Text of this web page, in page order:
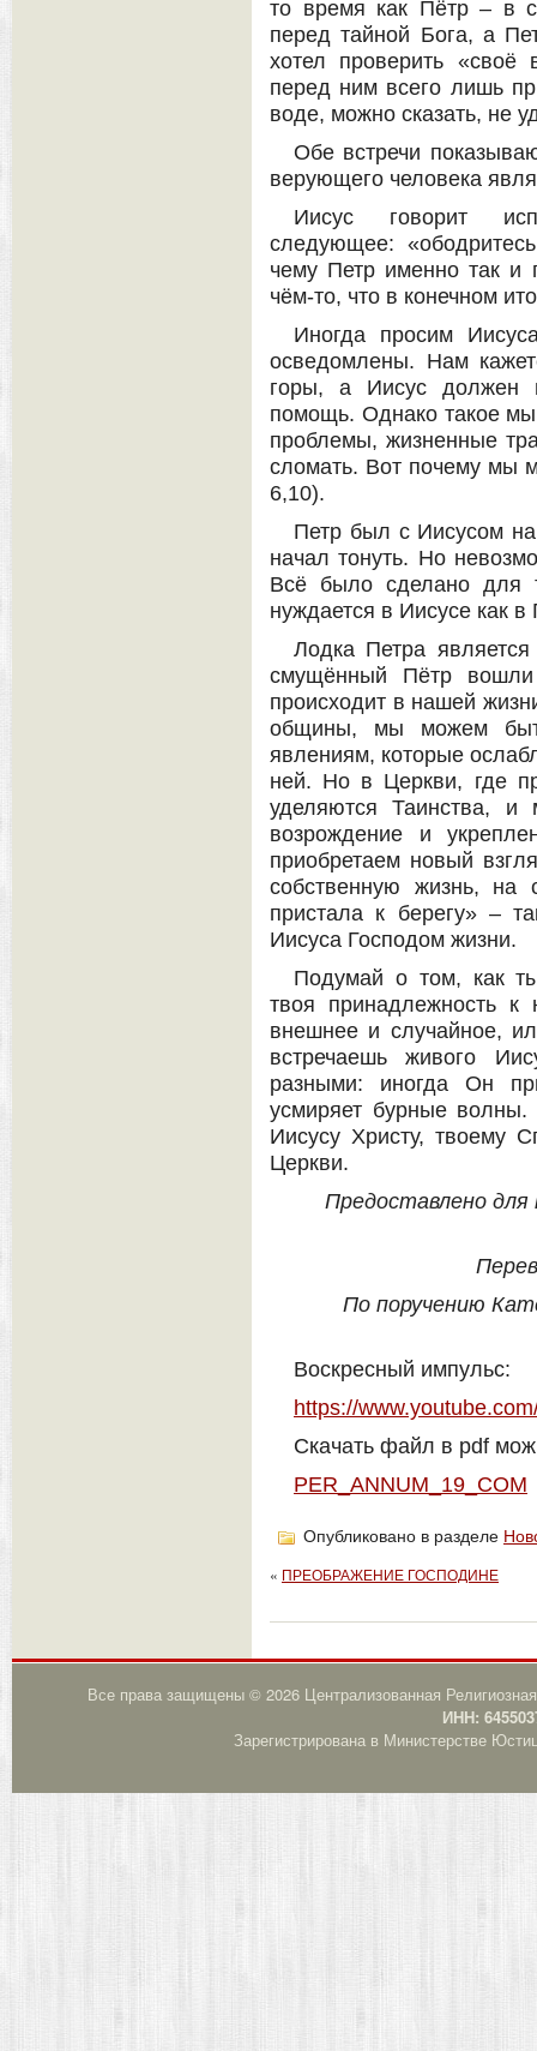
то время как Пётр – в
перед тайной Бога, а
хотел проверить «своё
перед ним всего лишь
воде, можно сказать, не
Обе встречи
верующего человека
Иисус говорит
следующее:
чему Петр именно так и
чём-то, что в конечном
Иногда просим
осведомлены. Нам
горы, а Иисус должен
помощь. Однако такое
проблемы, жизненные
сломать. Вот почему мы
6,10).
Петр был с Иисусом на
начал тонуть. Но
Всё было сделано для
нуждается в Иисусе как в
Лодка Петра
смущённый Пётр
происходит в нашей
общины, мы можем
явлениям, которые
ней. Но в Церкви, где
уделяются Таинства, и
возрождение и
приобретаем новый
собственную жизнь, на
пристала к берегу» –
Иисуса Господом жизни.
Подумай о том, как
твоя принадлежность
внешнее и случайное,
встречаешь живого
разными: иногда Он
усмиряет бурные
Иисусу Христу, твоему
Церкви.
Предоставлено для
По поручению
Воскресный импульс:
https://
Скачать файл в pdf
PER_ANNUM_19_COM
Опубликовано в разделе
« ПРЕОБРАЖЕНИЕ ГОСПОДИНЕ
Все права защищены © 2026 Централизованная
ИНН:
Зарегистрирована в Министерстве